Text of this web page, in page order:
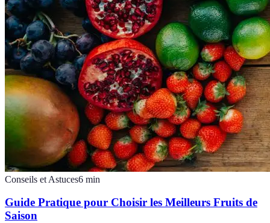
Conseils et Astuces6 min
Guide Pratique pour Choisir les Meilleurs Fruits de
Saison